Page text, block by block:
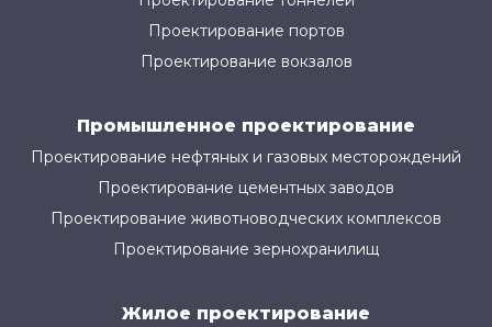
Проектирование портов
Проектирование вокзалов
Промышленное проектирование
Проектирование нефтяных и газовых месторождений
Проектирование цементных заводов
Проектирование животноводческих комплексов
Проектирование зернохранилищ
Жилое проектирование